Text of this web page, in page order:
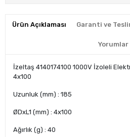
Ürün Açıklaması Garanti ve
Yorumlar
İzeltaş 4140174100 1000V İzoleli
4x100
Uzunluk (mm) : 185
ØDxL1 (mm) : 4x100
Ağırlık (g) : 40